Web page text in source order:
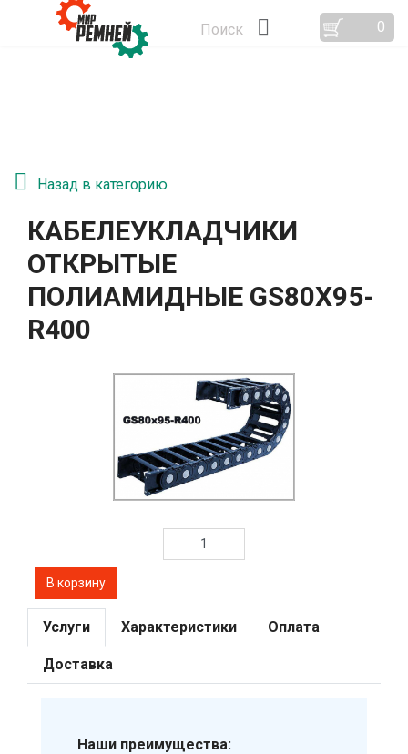
Поиск 0
Назад в категорию
КАБЕЛЕУКЛАДЧИКИ
ОТКРЫТЫЕ
ПОЛИАМИДНЫЕ GS80Х95-
R400
Услуги Характеристики Оплата
Доставка
Наши преимущества: